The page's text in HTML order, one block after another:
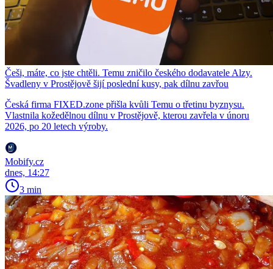
Češi, máte, co jste chtěli. Temu zničilo českého dodavatele Alzy.
Švadleny v Prostějově šijí poslední kusy, pak dílnu zavřou
Česká firma FIXED.zone přišla kvůli Temu o třetinu byznysu.
Vlastnila kožedělnou dílnu v Prostějově, kterou zavřela v únoru
2026, po 20 letech výroby.
Mobify.cz
dnes, 14:27
3 min